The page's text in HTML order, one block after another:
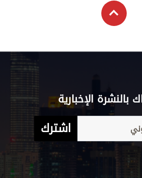
بالنشرة الإخبارية
اشترك